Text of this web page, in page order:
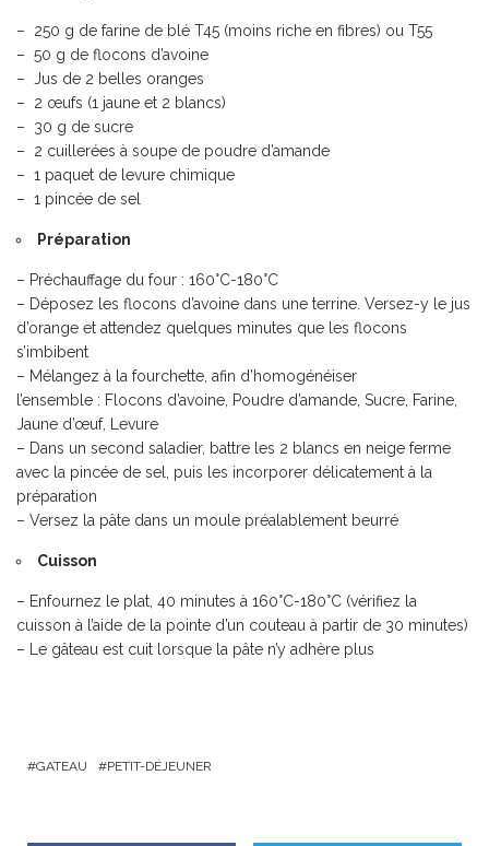
– 250 g de farine de blé T45 (moins riche en fibres) ou T55
– 50 g de flocons d’avoine
– Jus de 2 belles oranges
– 2 œufs (1 jaune et 2 blancs)
– 30 g de sucre
– 2 cuillerées à soupe de poudre d’amande
– 1 paquet de levure chimique
– 1 pincée de sel
Préparation
– Préchauffage du four : 160°C-180°C
– Déposez les flocons d’avoine dans une terrine. Versez-y le jus
d’orange et attendez quelques minutes que les flocons
s’imbibent
– Mélangez à la fourchette, afin d’homogénéiser
l’ensemble : Flocons d’avoine, Poudre d’amande, Sucre, Farine,
Jaune d’œuf, Levure
– Dans un second saladier, battre les 2 blancs en neige ferme
avec la pincée de sel, puis les incorporer délicatement à la
préparation
– Versez la pâte dans un moule préalablement beurré
Cuisson
– Enfournez le plat, 40 minutes à 160°C-180°C (vérifiez la
cuisson à l’aide de la pointe d’un couteau à partir de 30 minutes)
– Le gâteau est cuit lorsque la pâte n’y adhère plus
GATEAU PETIT-DÉJEUNER